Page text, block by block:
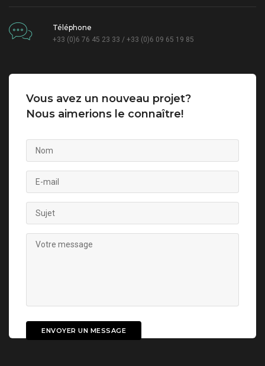
Téléphone
+33 (0)6 76 45 23 33 / +33 (0)6 09 65 19 85
Vous avez un nouveau projet?
Nous aimerions le connaître!